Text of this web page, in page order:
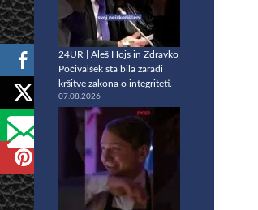
24UR | Aleš Hojs in Zdravko
Počivalšek sta bila zaradi
kršitve zakona o integriteti.
07.08.2026